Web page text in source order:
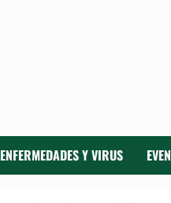
ENFERMEDADES Y VIRUS